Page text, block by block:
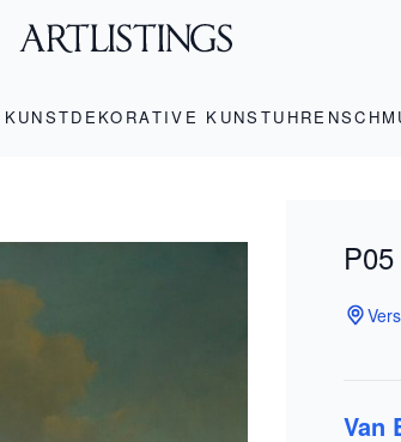
DEKORATIVE KUNSTUHREN
Van